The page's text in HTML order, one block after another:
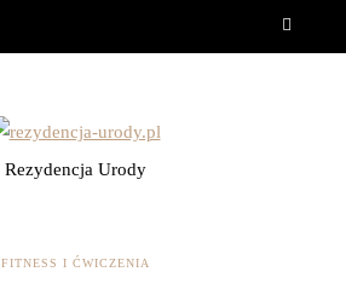
Rezydencja Urody
FITNESS I ĆWICZENIA